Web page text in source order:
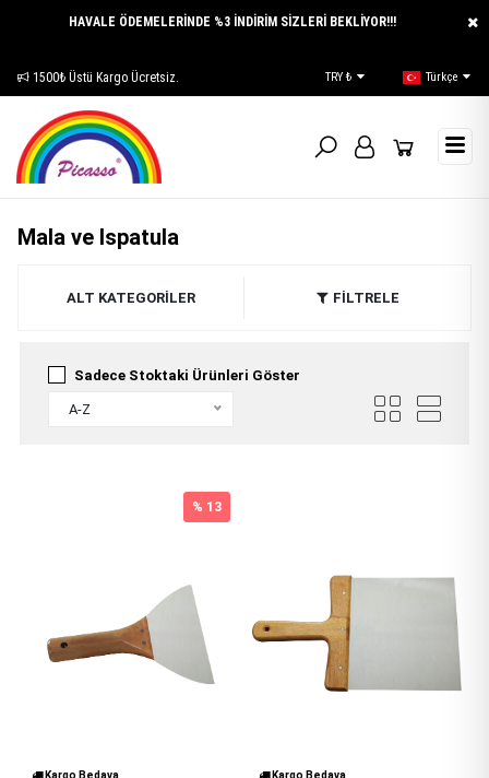
HAVALE ÖDEMELERİNDE %3 İNDİRİM SİZLERİ BEKLİYOR!!!
E-Katalog TRY ₺ Türkçe
Mala ve Ispatula
ALT KATEGORİLER FİLTRELE
Sadece Stoktaki Ürünleri Göster
A-Z
Kargo Bedava
% 13
Kargo Bedava